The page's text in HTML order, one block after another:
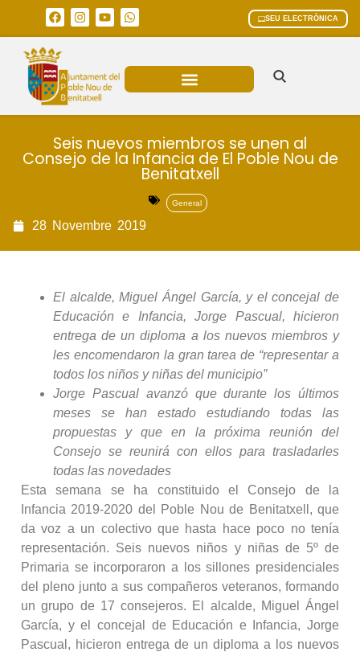
SEU ELECTRÒNICA
Seis nuevos miembros se unen al
Consejo de la Infancia de El Poble Nou de
Benitatxell
General
28 Novembre 2019
El alcalde, Miguel Ángel García, y el concejal de
Educación e Infancia, Jorge Pascual, hicieron
entrega de un diploma a los nuevos miembros y
les encomendaron la gran tarea de “representar a
todos los niños y niñas del municipio”
Jorge Pascual avanzó que durante los últimos
meses se han estado estudiando todas las
propuestas y que en la próxima reunión del
Consejo se reunirá con ellos para trasladarles
todas las novedades
Esta semana se ha constituido el Consejo de la
Infancia 2019-2020 del Poble Nou de Benitatxell, que
da voz a un colectivo que hasta hace poco no tenía
representación. Seis nuevos niños y niñas de 5º de
Primaria se incorporaron a los sillones presidenciales
del pleno junto a sus compañeros veteranos, formando
un grupo de 17 consejeros. El alcalde, Miguel Ángel
García, y el concejal de Educación e Infancia, Jorge
Pascual, hicieron entrega de un diploma a los nuevos